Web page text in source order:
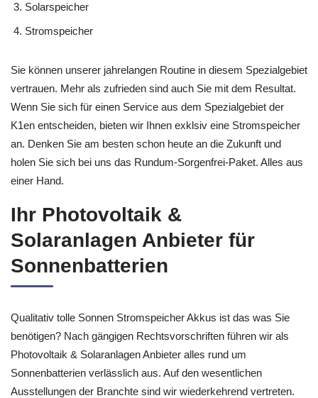
Solarspeicher
Stromspeicher
Sie können unserer jahrelangen Routine in diesem Spezialgebiet
vertrauen. Mehr als zufrieden sind auch Sie mit dem Resultat.
Wenn Sie sich für einen Service aus dem Spezialgebiet der
K1en entscheiden, bieten wir Ihnen exklsiv eine Stromspeicher
an. Denken Sie am besten schon heute an die Zukunft und
holen Sie sich bei uns das Rundum-Sorgenfrei-Paket. Alles aus
einer Hand.
Ihr Photovoltaik &
Solaranlagen Anbieter für
Sonnenbatterien
Qualitativ tolle Sonnen Stromspeicher Akkus ist das was Sie
benötigen? Nach gängigen Rechtsvorschriften führen wir als
Photovoltaik & Solaranlagen Anbieter alles rund um
Sonnenbatterien verlässlich aus. Auf den wesentlichen
Ausstellungen der Branchte sind wir wiederkehrend vertreten.